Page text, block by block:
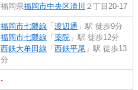
福岡県福岡市中央区清川 ２丁目20-17
福岡市七隈線 「 渡辺通 」駅 徒歩9分
福岡市七隈線 「 薬院 」駅 徒歩12分
西鉄大牟田線 「 西鉄平尾 」駅 徒歩13
分
-